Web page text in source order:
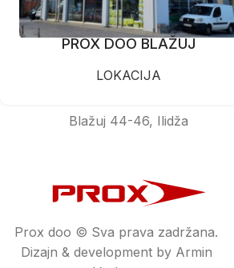
PROX DOO BLAŽUJ
LOKACIJA
Blažuj 44-46, Ilidža
Prox doo © Sva prava zadržana.
Dizajn & development by Armin